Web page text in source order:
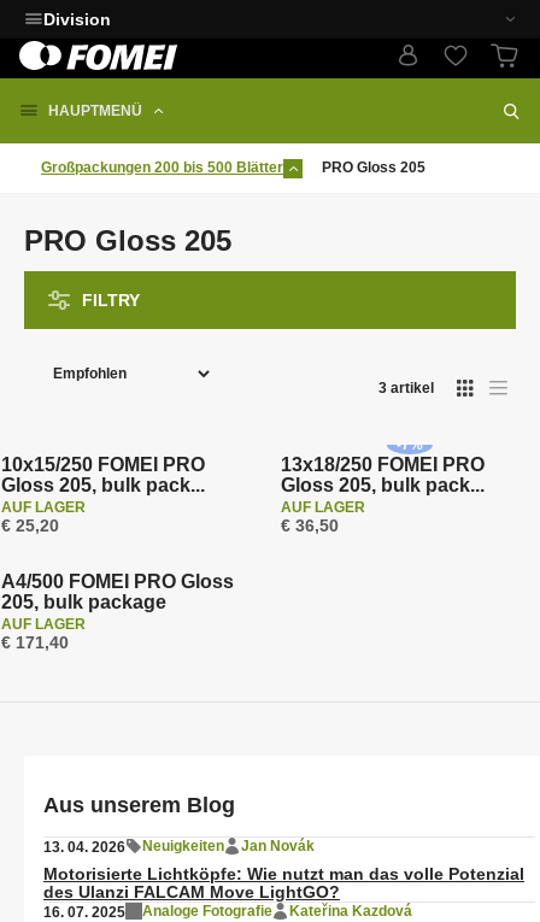
Division
HAUPTMENÜ
Großpackungen 200 bis 500 Blätter PRO Gloss 205
PRO Gloss 205
FILTRY
u
k
t
o
r
t
3artikel
10x15/250 FOMEI PRO
Gloss 205, bulk pack...
€ 25,20
AUF LAGER
-7%
13x18/250 FOMEI PRO
Gloss 205, bulk pack...
€ 36,50
AUF LAGER
Kostenlose Lieferung
A4/500 FOMEI PRO Gloss
205, bulk package
€ 171,40
AUF LAGER
Aus unserem Blog
13. 04. 2026 Neuigkeiten Jan Novák
Motorisierte Lichtköpfe: Wie nutzt man das volle Potenzial
des Ulanzi FALCAM Move LightGO?
16. 07. 2025 Analoge Fotografie Kateřina Kazdová